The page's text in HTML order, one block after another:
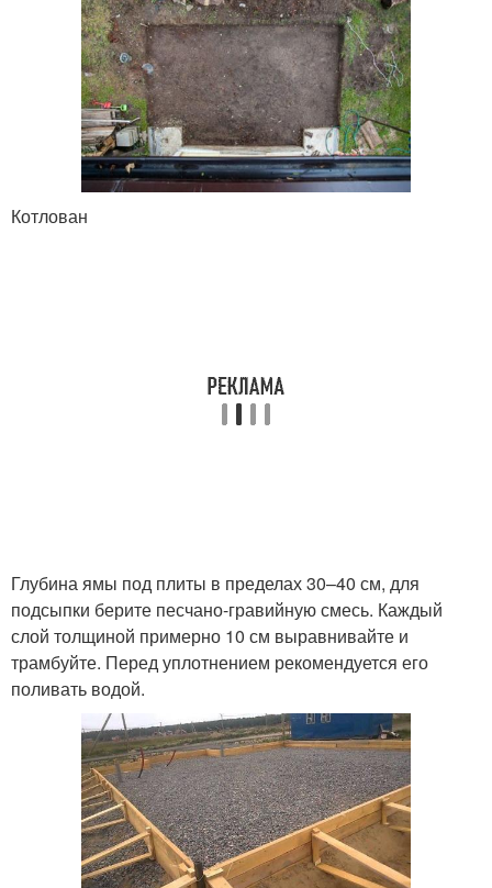
Котлован
Глубина ямы под плиты в пределах 30–40 см, для
подсыпки берите песчано-гравийную смесь. Каждый
слой толщиной примерно 10 см выравнивайте и
трамбуйте. Перед уплотнением рекомендуется его
поливать водой.